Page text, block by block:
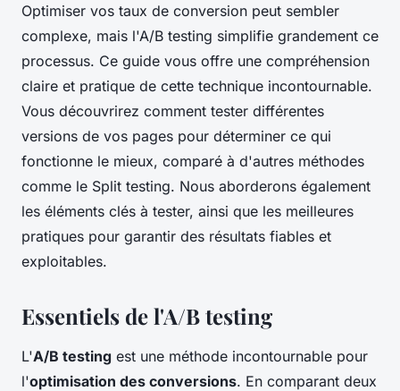
Optimiser vos taux de conversion peut sembler
complexe, mais l'A/B testing simplifie grandement ce
processus. Ce guide vous offre une compréhension
claire et pratique de cette technique incontournable.
Vous découvrirez comment tester différentes
versions de vos pages pour déterminer ce qui
fonctionne le mieux, comparé à d'autres méthodes
comme le Split testing. Nous aborderons également
les éléments clés à tester, ainsi que les meilleures
pratiques pour garantir des résultats fiables et
exploitables.
Essentiels de l'A/B testing
L'A/B testing est une méthode incontournable pour
l'optimisation des conversions. En comparant deux